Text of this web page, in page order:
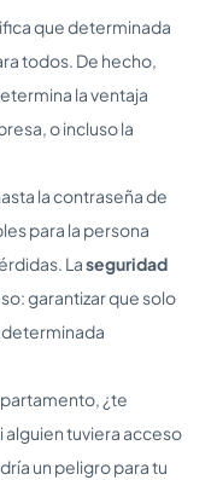
que determinada
todos. De hecho,
la ventaja
o incluso la
la contraseña de
para la persona
Laseguridad
garantizar que solo
determinada
¿te
alguien tuviera acceso
un peligro para tu